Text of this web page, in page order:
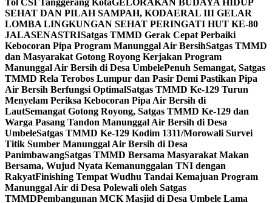
Tol CSI Tanggerang KotaGELORAKAN BUDAYA HIDUP
SEHAT DAN PILAH SAMPAH, KODAERAL III GELAR
LOMBA LINGKUNGAN SEHAT PERINGATI HUT KE-80
JALASENASTRISatgas TMMD Gerak Cepat Perbaiki
Kebocoran Pipa Program Manunggal Air BersihSatgas TMMD
dan Masyarakat Gotong Royong Kerjakan Program
Manunggal Air Bersih di Desa UmbelePenuh Semangat, Satgas
TMMD Rela Terobos Lumpur dan Pasir Demi Pastikan Pipa
Air Bersih Berfungsi OptimalSatgas TMMD Ke-129 Turun
Menyelam Periksa Kebocoran Pipa Air Bersih di
LautSemangat Gotong Royong, Satgas TMMD Ke-129 dan
Warga Pasang Tandon Manunggal Air Bersih di Desa
UmbeleSatgas TMMD Ke-129 Kodim 1311/Morowali Survei
Titik Sumber Manunggal Air Bersih di Desa
PanimbawangSatgas TMMD Bersama Masyarakat Makan
Bersama, Wujud Nyata Kemanunggalan TNI dengan
RakyatFinishing Tempat Wudhu Tandai Kemajuan Program
Manunggal Air di Desa Polewali oleh Satgas
TMMDPembangunan MCK Masjid di Desa Umbele Lama